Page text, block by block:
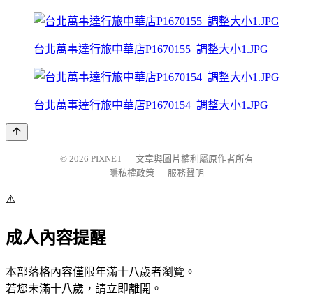
台北萬事達行旅中華店P1670155_調整大小1.JPG
台北萬事達行旅中華店P1670154_調整大小1.JPG
© 2026 PIXNET
文章與圖片權利屬原作者所有
隱私權政策
服務聲明
⚠️
成人內容提醒
本部落格內容僅限年滿十八歲者瀏覽。
若您未滿十八歲，請立即離開。